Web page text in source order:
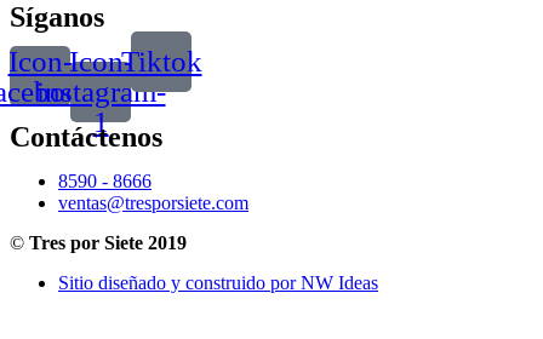
Síganos
Icon-Icon-
instagram-
1
Tiktok
Contáctenos
8590 - 8666
ventas@tresporsiete.com
© Tres por Siete 2019
Sitio diseñado y construido por NW Ideas